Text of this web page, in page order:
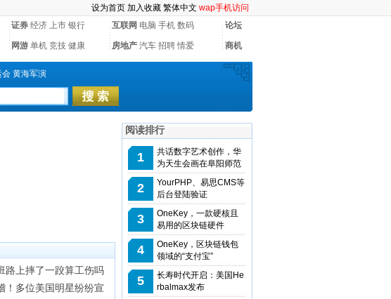
设为首页 加入收藏 繁体中文 wap手机访问
证券 经济 上市 银行 互联网 电脑 手机 数码 论坛
网游 单机 竞技 健康 房地产 汽车 招聘 情爱 商机
会 黄海军演
路上摔了一跤算工伤吗
！多位美国明星纷纷宣
阅读排行
1
共话数字艺术创作，华
为天生会画在阜阳师范
2
YourPHP、易思CMS等
后台登陆验证
3
OneKey，一款硬核且
易用的区块链硬件
4
OneKey，区块链钱包
领域的“支付宝”
5
长寿时代开启：美国He
rbalmax发布